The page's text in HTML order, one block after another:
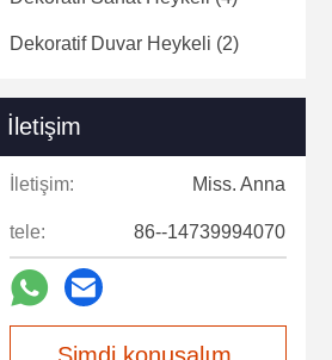
Dekoratif Duvar Heykeli (2)
İletişim
İletişim: Miss. Anna
tele: 86--14739994070